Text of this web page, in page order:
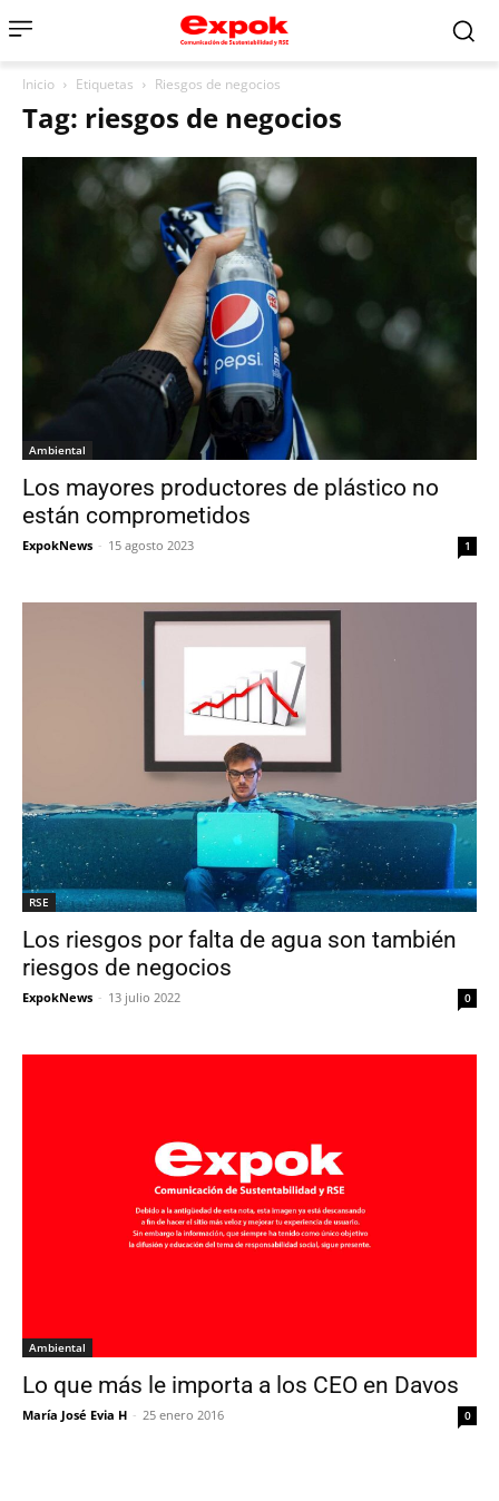
Inicio Etiquetas Riesgos de negocios
Tag: riesgos de negocios
Ambiental
Los mayores productores de plástico no
están comprometidos
ExpokNews - 15 agosto 2023 1
RSE
Los riesgos por falta de agua son también
riesgos de negocios
ExpokNews - 13 julio 2022 0
Ambiental
Lo que más le importa a los CEO en Davos
María José Evia H - 25 enero 2016 0